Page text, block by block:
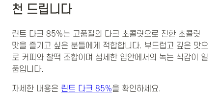
천 드립니다
린트 다크 85%는 고품질의 다크 초콜릿으로 진한 초콜릿
맛을 즐기고 싶은 분들에게 적합합니다. 부드럽고 깊은 맛으
로 커피와 찰떡 조합이며 섬세한 입안에서의 녹는 식감이 일
품입니다.
자세한 내용은 린트 다크 85%을 확인하세요.